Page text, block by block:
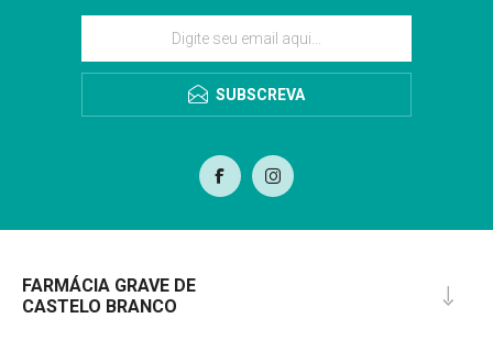
SUBSCREVA
FARMÁCIA GRAVE DE
CASTELO BRANCO